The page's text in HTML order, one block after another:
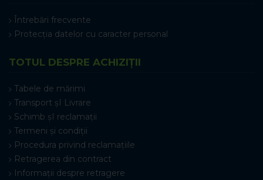
Întrebări frecvente
Protecția datelor cu caracter personal
TOTUL DESPRE ACHIZIȚII
Tabele de mărimi
Transport șI Livrare
Schimb șI reclamații
Termeni și condiții
Procedura privind reclamațiile
Retragerea din contract
Informații despre retragere